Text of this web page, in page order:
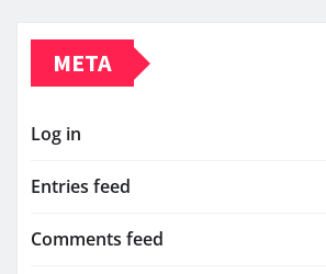
META
Log in
Entries feed
Comments feed